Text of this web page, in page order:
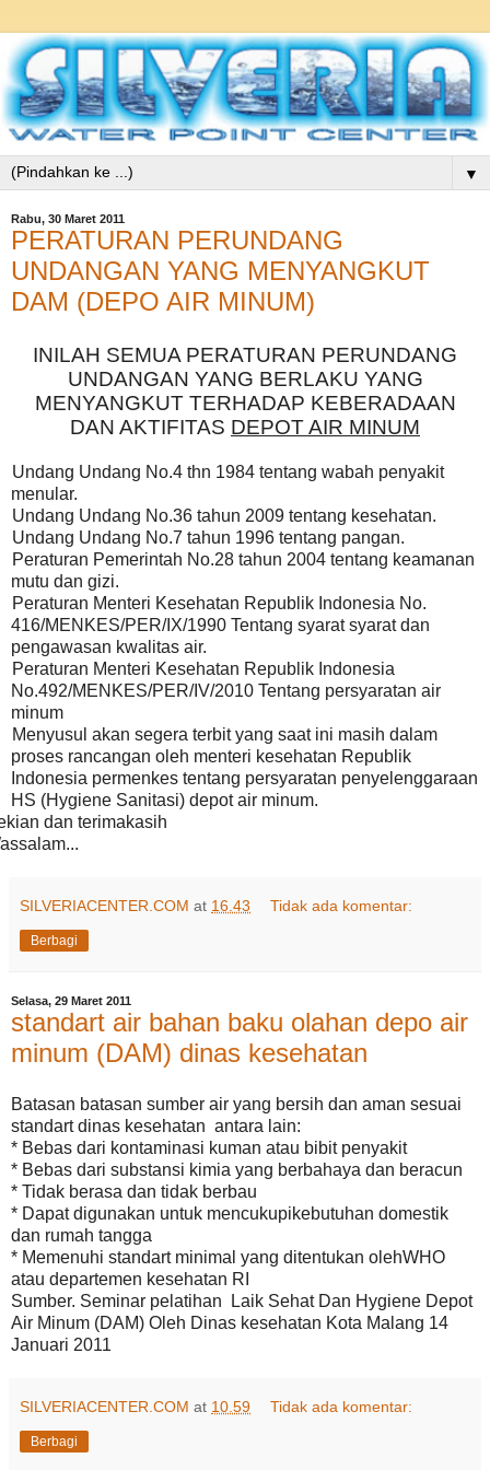
▼
Rabu, 30 Maret 2011
PERATURAN PERUNDANG
UNDANGAN YANG MENYANGKUT
DAM (DEPO AIR MINUM)
INILAH SEMUA PERATURAN PERUNDANG
UNDANGAN YANG BERLAKU YANG
MENYANGKUT TERHADAP KEBERADAAN
DAN AKTIFITAS DEPOT AIR MINUM
Undang Undang No.4 thn 1984 tentang wabah penyakit
menular.
Undang Undang No.36 tahun 2009 tentang kesehatan.
Undang Undang No.7 tahun 1996 tentang pangan.
Peraturan Pemerintah No.28 tahun 2004 tentang keamanan
mutu dan gizi.
Peraturan Menteri Kesehatan Republik Indonesia No.
416/MENKES/PER/IX/1990 Tentang syarat syarat dan
pengawasan kwalitas air.
Peraturan Menteri Kesehatan Republik Indonesia
No.492/MENKES/PER/IV/2010 Tentang persyaratan air
minum
Menyusul akan segera terbit yang saat ini masih dalam
proses rancangan oleh menteri kesehatan Republik
Indonesia permenkes tentang persyaratan penyelenggaraan
HS (Hygiene Sanitasi) depot air minum.
dan terimakasih
SILVERIACENTER.COM at 16.43 Tidak ada komentar:
Berbagi
Selasa, 29 Maret 2011
standart air bahan baku olahan depo air
minum (DAM) dinas kesehatan
Batasan batasan sumber air yang bersih dan aman sesuai
standart dinas kesehatan antara lain:
* Bebas dari kontaminasi kuman atau bibit penyakit
* Bebas dari substansi kimia yang berbahaya dan beracun
* Tidak berasa dan tidak berbau
* Dapat digunakan untuk mencukupikebutuhan domestik
dan rumah tangga
* Memenuhi standart minimal yang ditentukan olehWHO
atau departemen kesehatan RI
Sumber. Seminar pelatihan Laik Sehat Dan Hygiene Depot
Air Minum (DAM) Oleh Dinas kesehatan Kota Malang 14
Januari 2011
SILVERIACENTER.COM at 10.59 Tidak ada komentar:
Berbagi